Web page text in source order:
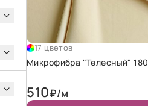
17 цветов
Микрофибра "Телесный" 180
510₽/м